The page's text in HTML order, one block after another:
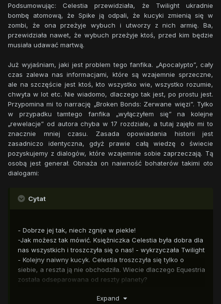
zobaczyła setki kucyków zombi zmierzających w stronę
Canterlotu.
- Dokąd one idą?! I po co?! - spytała Luna.
- Chyba nasza przyjaciółka Celestia zbiera armię.
- Co?! Ale... Przecież... Przecież sama widziałam jak umiera
- Możliwe, że stało się z nią to samo co z pozostałymi.
- To znaczy, że...
- Że wasza królowa chce wywołać wojnę, a teraz ma armię
zdolną sprostać wyzwaniu.
- Spike podaj mi lornetkę z plecaka!
- Myślisz, że coś zobaczysz? - spytała Twilight.
- Mam taką nadzieję. Inaczej będziemy musieli tam pójść i
sprawdzić osobiście.
- Proszę. - powiedział Spike, wręczając mu lornetkę.
- No, zobaczmy co ty tam knujesz... - mruknął cicho.
- Tak.
Wygląda na nienaruszoną.
- Że co?! Sama widziałam w jakim stanie było jej ciało! -
wykrzyknęła Twilight.
- Ewidentnie wiedziała co się stanie i uknuła plan.
Podsumowując: Celestia przewidziała, że Twilight ukradnie
bombę atomową, że Spike ją odpali, że kucyki zmienią się w
zombi, że ona przeżyje wybuch i utworzy z nich armię. Ba,
przewidziała nawet, że wybuch przeżyje ktoś, przed kim będzie
musiała udawać martwą.
Już wyjaśniam, jaki jest problem tego fanfika. „Apocalypto”, cały
czas zalewa nas informacjami, które są wzajemnie sprzeczne,
ale na szczęście jest ktoś, kto wszystko wie, wszystko rozumie,
chwyta w lot etc. Nie wiadomo, dlaczego tak jest, po prostu jest.
Przypomina mi to narrację „Broken Bonds: Zerwane więzi”. Tylko
w przypadku tamtego fanfika „wyłączyłem się” na kolejne
„rewelacje” od autora chyba w 17 rozdziale, a tutaj zajęło mi to
znacznie mniej czasu. Zasada opowiadania historii jest
zasadniczo identyczna, gdyż prawie całą wiedzę o świecie
pozyskujemy z dialogów, które wzajemnie sobie zaprzeczają. Tą
osobą jest generał. Obnaża on naiwność bohaterów takimi oto
dialogami:
Cytat
- Dobrze jej tak, niech zgnije w piekle!
-Jak możesz tak mówić. Księżniczka Celestia była dobra dla
nas wszystkich i troszczyła się o nas! - wykrzyczała Twilight
- Kolejny naiwny kucyk. Celestia troszczyła się tylko o
siebie, a reszta ją nie obchodziła. Wiecie dlaczego Equestria
została odseparowana od reszty planety?
- To oficjalna wersja. Tak naprawdę to Celestia chciała
Expand